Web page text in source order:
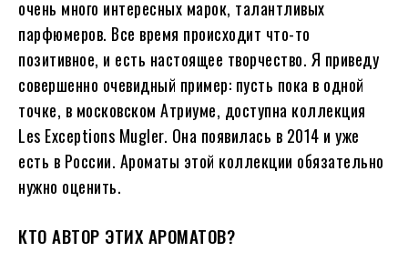
очень много интересных марок, талантливых
парфюмеров. Все время происходит что-то
позитивное, и есть настоящее творчество. Я приведу
совершенно очевидный пример: пусть пока в одной
точке, в московском Атриуме, доступна коллекция
Les Exceptions Mugler. Она появилась в 2014 и уже
есть в России. Ароматы этой коллекции обязательно
нужно оценить.
КТО АВТОР ЭТИХ АРОМАТОВ?